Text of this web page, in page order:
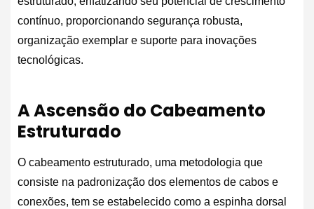
contínuo, proporcionando segurança robusta,
organização exemplar e suporte para inovações
tecnológicas.
A Ascensão do Cabeamento
Estruturado
O cabeamento estruturado, uma metodologia que
consiste na padronização dos elementos de cabos e
conexões, tem se estabelecido como a espinha dorsal